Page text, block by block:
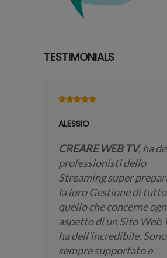
TESTIMONIALS
ALESSIO
CREARE WEB TV, ha
professionisti dello
Streaming super
la loro Gestione di tutto
quello che concerne
aspetto di un Sito Web
ha dell'incredibile. Sono
sempre supportato e